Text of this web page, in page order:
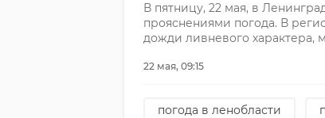
В пятницу, 22 мая, в
прояснениями погода. В
дожди ливневого характера,
22 мая, 09:15
погода в ленобласти